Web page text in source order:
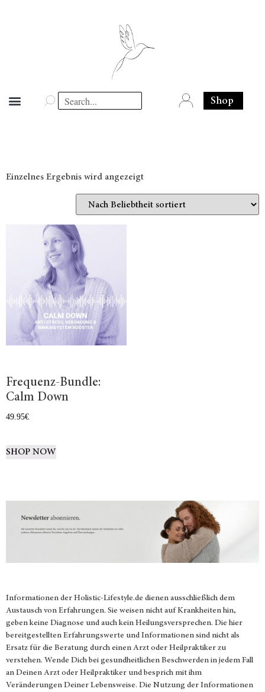
Shop
Einzelnes Ergebnis wird angezeigt
Frequenz-Bundle:
Calm Down
49.95€
SHOP NOW
Informationen der Holistic-Lifestyle.de dienen ausschließlich dem
Austausch von Erfahrungen. Sie weisen nicht auf Krankheiten hin,
geben keine Diagnose und auch kein Heilungsversprechen. Die hier
bereitgestellten Erfahrungswerte und Informationen sind nicht als
Ersatz für die Beratung durch einen Arzt oder Heilpraktiker zu
verstehen. Wende Dich bei gesundheitlichen Beschwerden in jedem Fall
an Deinen Arzt oder Heilpraktiker und besprich mit ihm
Veränderungen Deiner Lebensweise. Die Nutzung der Informationen